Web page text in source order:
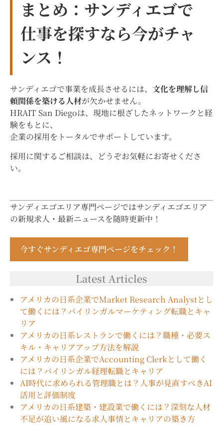
まとめ：サンディエゴで
仕事を探すなら今がチャ
ンス！
サンディエゴで事業を成長させるには、 文化を理解し信
頼関係を築ける人材が欠かせません。
HRAIT San Diegoは、現地に根ざしたネットワークと経
験をもとに、
企業の採用をトータルでサポートしています。
採用に関するご相談は、どうぞお気軽にお寄せくださ
い。
サンディエゴエリア専門ページではサンディエゴエリア
の新規求人・最新ニュースを随時更新中！
今すぐサンディエゴ専門ページをチェック！
Latest Articles
アメリカの日系企業でMarket Research Analystとし
て働くには？バイリンガルマーケティング転職とキャ
リア
アメリカの日系レストランで働くには？職種・必要ス
キル・キャリアアップ方法を解説
アメリカの日系企業でAccounting Clerkとして働く
には？バイリンガル経理転職とキャリア
AI時代に求められる管理職とは？人事が見直すべきAI
活用と評価制度
アメリカの日系建築・建設業で働くには？深刻な人材
不足が追い風になる求人事情とキャリアの築き方